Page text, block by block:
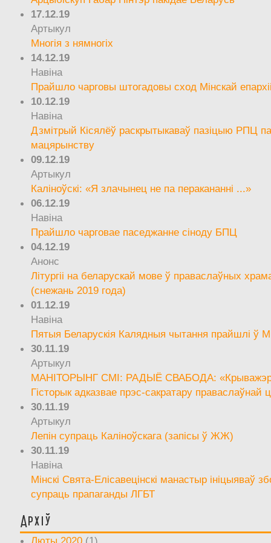
17.12.19
Артыкул
Многія з нямногіх
14.12.19
Навіна
Прайшло чарговы штогадовы сход Мінскай
10.12.19
Навіна
Дзмітрый Кісялёў раскрытыкаваў пазіцыю РПЦ
мацярынству
09.12.19
Артыкул
Каліноўскі: «Я злачынец не па перакананні ...»
06.12.19
Навіна
Прайшло чарговае паседжанне сіноду БПЦ
04.12.19
Анонс
Літургіі на беларускай мове ў праваслаўных
(снежань 2019 года)
01.12.19
Навіна
Пятыя Беларускія Калядныя чытання прайшлі ў
30.11.19
Артыкул
МАНІТОРЫНГ СМІ: РАДЫЁ СВАБОДА:
Гісторык адказвае прэс-сакратару праваслаўнай
30.11.19
Артыкул
Лепін супраць Каліноўскага (запісы ў ЖЖ)
30.11.19
Навіна
Мінскі Свята-Елісавецінскі манастыр ініцыяваў
супраць прапаганды ЛГБТ
Архіў
Люты 2020 (1)